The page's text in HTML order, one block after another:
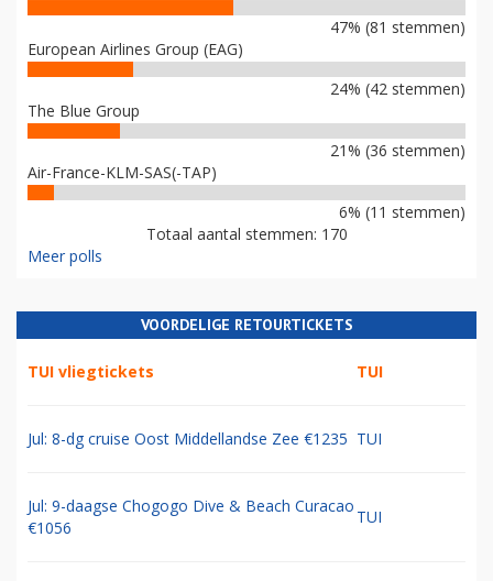
47% (81 stemmen)
European Airlines Group (EAG)
24% (42 stemmen)
The Blue Group
21% (36 stemmen)
Air-France-KLM-SAS(-TAP)
6% (11 stemmen)
Totaal aantal stemmen: 170
Meer polls
VOORDELIGE RETOURTICKETS
TUI vliegtickets TUI
Jul: 8-dg cruise Oost Middellandse Zee €1235 TUI
Jul: 9-daagse Chogogo Dive & Beach Curacao
€1056
TUI